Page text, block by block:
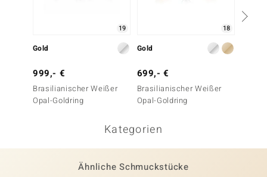
19
Gold
999,- €
Brasilianischer Weißer
Opal-Goldring
18
Gold
699,- €
Brasilianischer Weißer
Opal-Goldring
Kategorien
Ähnliche Schmuckstücke